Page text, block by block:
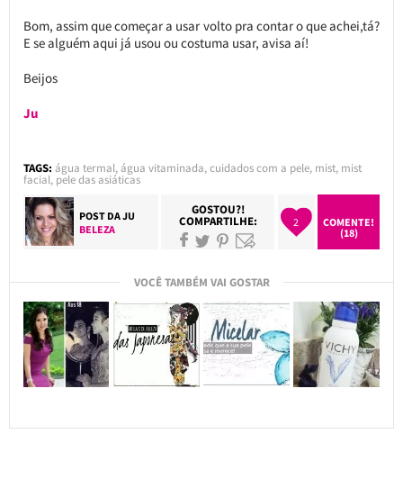
Bom, assim que começar a usar volto pra contar o que achei,tá?
E se alguém aqui já usou ou costuma usar, avisa aí!
Beijos
Ju
TAGS: água termal,água vitaminada,cuidados com a pele, mist, mist
facial, pele das asiáticas
POST DAJU
BELEZA
GOSTOU?!
COMPARTILHE: 2
COMENTE!
(18)
VOCÊ TAMBÉM VAI GOSTAR